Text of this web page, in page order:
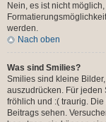
Nein, es ist nicht
werden.
Nach oben
Was sind Smilies?
Smilies sind kleine
auszudrücken. Für jeden
fröhlich und :( traurig.
Beitrags sehen.